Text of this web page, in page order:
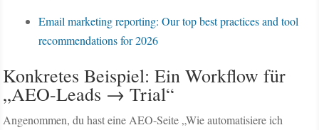
Email marketing reporting: Our top best practices and tool
recommendations for 2026
Konkretes Beispiel: Ein Workflow für
„AEO-Leads → Trial“
Angenommen, du hast eine AEO-Seite „Wie automatisiere ich